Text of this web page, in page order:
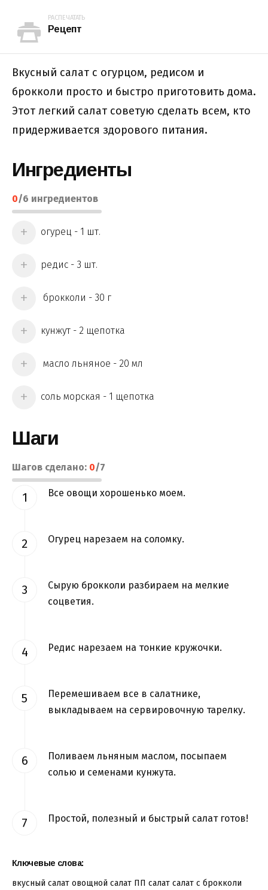
РАСПЕЧАТАТЬ
Рецепт
Вкусный салат с огурцом, редисом и
брокколи просто и быстро приготовить дома.
Этот легкий салат советую сделать всем, кто
придерживается здорового питания.
Ингредиенты
0/6 ингредиентов
огурец - 1 шт.
редис - 3 шт.
брокколи - 30 г
кунжут - 2 щепотка
масло льняное - 20 мл
соль морская - 1 щепотка
Шаги
Шагов сделано: 0/7
Все овощи хорошенько моем.
Огурец нарезаем на соломку.
Сырую брокколи разбираем на мелкие
соцветия.
Редис нарезаем на тонкие кружочки.
Перемешиваем все в салатнике,
выкладываем на сервировочную тарелку.
Поливаем льняным маслом, посыпаем
солью и семенами кунжута.
Простой, полезный и быстрый салат готов!
Ключевые слова:
вкусный салат овощной салат ПП салат салат с брокколи